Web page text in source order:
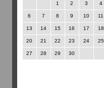
1
2 3 4
6 7 8 9 10 11
13 14 15 16 17 18
20 21 22 23 24 25
27 28 29 30